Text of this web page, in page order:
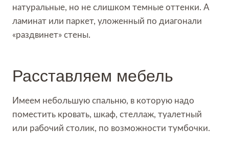
натуральные, но не слишком темные оттенки. А
ламинат или паркет, уложенный по диагонали
«раздвинет» стены.
Расставляем мебель
Имеем небольшую спальню, в которую надо
поместить кровать, шкаф, стеллаж, туалетный
или рабочий столик, по возможности тумбочки.